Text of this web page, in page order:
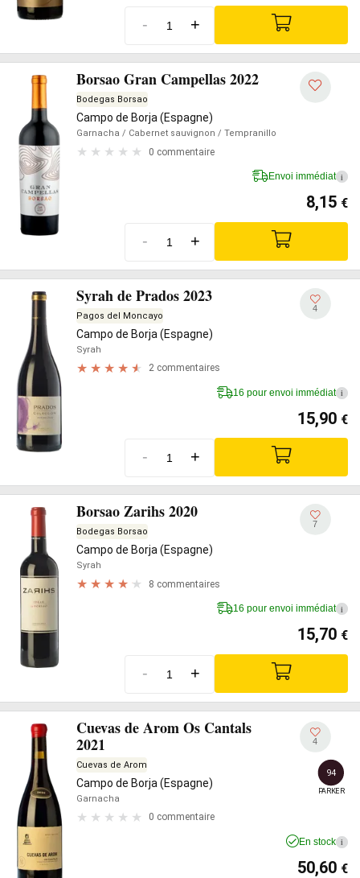
- +
Borsao Gran Campellas 2022
Bodegas Borsao
Campo de Borja (Espagne)
Garnacha / Cabernet sauvignon / Tempranillo
0 commentaire
Envoi immédiat i
8,15 €
- +
Syrah de Prados 2023
Pagos del Moncayo
Campo de Borja (Espagne)
Syrah
2 commentaires
4
16 pour envoi immédiat i
15,90 €
- +
Borsao Zarihs 2020
Bodegas Borsao
Campo de Borja (Espagne)
Syrah
8 commentaires
7
16 pour envoi immédiat i
15,70 €
- +
Cuevas de Arom Os Cantals
2021
Cuevas de Arom
Campo de Borja (Espagne)
Garnacha
0 commentaire
4
94
PARKER
En stock i
50,60 €